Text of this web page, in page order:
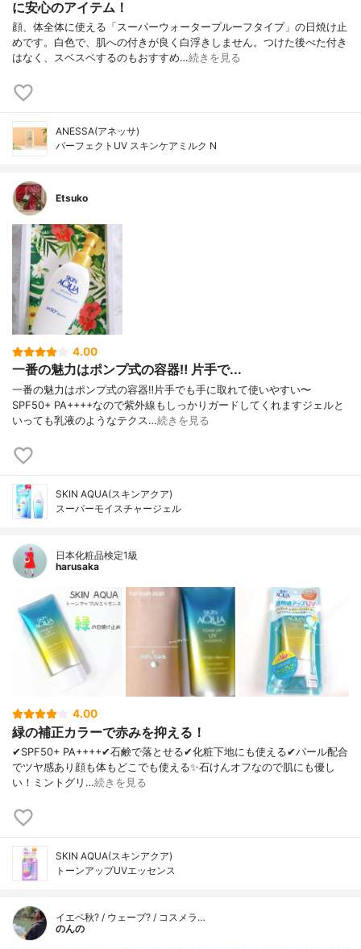
に安心のアイテム！
顔、体全体に使える「スーパーウォータープルーフタイプ」の日焼け止
めです。白色で、肌への付きが良く白浮きしません。つけた後べた付き
はなく、スベスベするのもおすすめ…続きを見る
ANESSA(アネッサ)
パーフェクトUV スキンケアミルク N
Etsuko
4.00
一番の魅力はポンプ式の容器‼️ 片手で...
一番の魅力はポンプ式の容器‼️片手でも手に取れて使いやすい〜
SPF50+ PA++++なので紫外線もしっかりガードしてくれますジェルと
いっても乳液のようなテクス…続きを見る
SKIN AQUA(スキンアクア)
スーパーモイスチャージェル
日本化粧品検定1級
harusaka
4.00
緑の補正カラーで赤みを抑える！
✔︎SPF50+ PA++++✔︎石鹸で落とせる✔︎化粧下地にも使える✔︎パール配合
でツヤ感あり顔も体もどこでも使える✨石けんオフなので肌にも優し
い！ミントグリ…続きを見る
SKIN AQUA(スキンアクア)
トーンアップUVエッセンス
イエベ秋? / ウェーブ? / コスメラ…
のんの